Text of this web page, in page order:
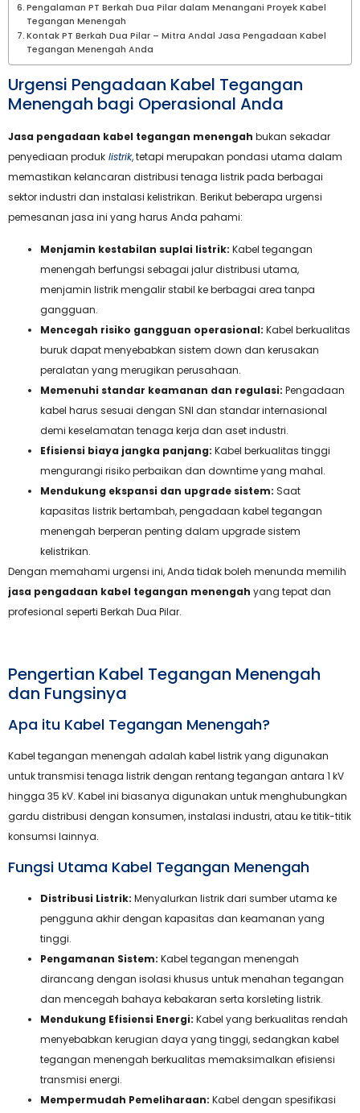
Pengalaman PT Berkah Dua Pilar dalam Menangani Proyek Kabel
Tegangan Menengah
Kontak PT Berkah Dua Pilar – Mitra Andal Jasa Pengadaan Kabel
Tegangan Menengah Anda
Urgensi Pengadaan Kabel Tegangan
Menengah bagi Operasional Anda
Jasa pengadaan kabel tegangan menengah bukan sekadar
penyediaan produk listrik, tetapi merupakan pondasi utama dalam
memastikan kelancaran distribusi tenaga listrik pada berbagai
sektor industri dan instalasi kelistrikan. Berikut beberapa urgensi
pemesanan jasa ini yang harus Anda pahami:
Menjamin kestabilan suplai listrik: Kabel tegangan
menengah berfungsi sebagai jalur distribusi utama,
menjamin listrik mengalir stabil ke berbagai area tanpa
gangguan.
Mencegah risiko gangguan operasional: Kabel berkualitas
buruk dapat menyebabkan sistem down dan kerusakan
peralatan yang merugikan perusahaan.
Memenuhi standar keamanan dan regulasi: Pengadaan
kabel harus sesuai dengan SNI dan standar internasional
demi keselamatan tenaga kerja dan aset industri.
Efisiensi biaya jangka panjang: Kabel berkualitas tinggi
mengurangi risiko perbaikan dan downtime yang mahal.
Mendukung ekspansi dan upgrade sistem: Saat
kapasitas listrik bertambah, pengadaan kabel tegangan
menengah berperan penting dalam upgrade sistem
kelistrikan.
Dengan memahami urgensi ini, Anda tidak boleh menunda memilih
jasa pengadaan kabel tegangan menengah yang tepat dan
profesional seperti Berkah Dua Pilar.
Pengertian Kabel Tegangan Menengah
dan Fungsinya
Apa itu Kabel Tegangan Menengah?
Kabel tegangan menengah adalah kabel listrik yang digunakan
untuk transmisi tenaga listrik dengan rentang tegangan antara 1 kV
hingga 35 kV. Kabel ini biasanya digunakan untuk menghubungkan
gardu distribusi dengan konsumen, instalasi industri, atau ke titik-titik
konsumsi lainnya.
Fungsi Utama Kabel Tegangan Menengah
Distribusi Listrik: Menyalurkan listrik dari sumber utama ke
pengguna akhir dengan kapasitas dan keamanan yang
tinggi.
Pengamanan Sistem: Kabel tegangan menengah
dirancang dengan isolasi khusus untuk menahan tegangan
dan mencegah bahaya kebakaran serta korsleting listrik.
Mendukung Efisiensi Energi: Kabel yang berkualitas rendah
menyebabkan kerugian daya yang tinggi, sedangkan kabel
tegangan menengah berkualitas memaksimalkan efisiensi
transmisi energi.
Mempermudah Pemeliharaan: Kabel dengan spesifikasi